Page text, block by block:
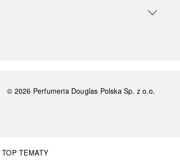
© 2026 Perfumeria Douglas Polska Sp. z o.o.
TOP TEMATY